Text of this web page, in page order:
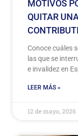
MOTIVOS
QUITAR
Conoce cuáles
las que se
e invalidez en
LEER MÁS »
12 de mayo, 2026